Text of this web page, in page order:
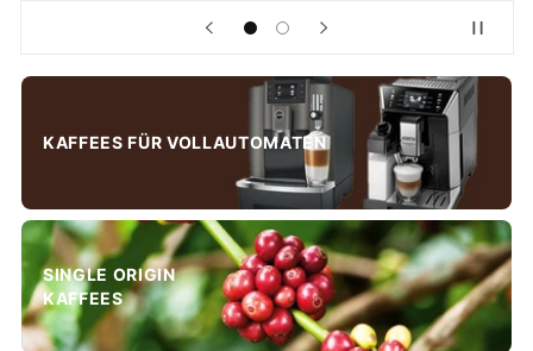
KAFFEES FÜR VOLLAUTOMATEN
SINGLE ORIGIN
KAFFEES